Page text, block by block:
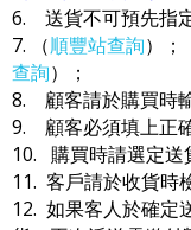
6. 送貨不可預先指
7. （順豐站查詢）；
查詢）；
8. 顧客請於購買時
9. 顧客必須填上正
10. 購買時請選定送
11. 客戶請於收貨時
12. 如果客人於確定